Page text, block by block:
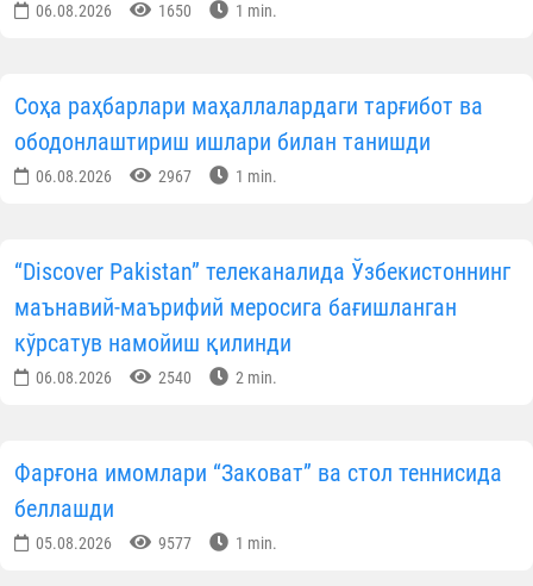
06.08.2026 1650 1 min.
Соҳа раҳбарлари маҳаллалардаги тарғибот ва
ободонлаштириш ишлари билан танишди
06.08.2026 2967 1 min.
“Discover Pakistan” телеканалида Ўзбекистоннинг
маънавий-маърифий меросига бағишланган
кўрсатув намойиш қилинди
06.08.2026 2540 2 min.
Фарғона имомлари “Заковат” ва стол теннисида
беллашди
05.08.2026 9577 1 min.